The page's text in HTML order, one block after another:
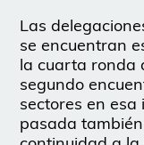
Las
se encuentran
la cuarta ronda
segundo
sectores en
pasada